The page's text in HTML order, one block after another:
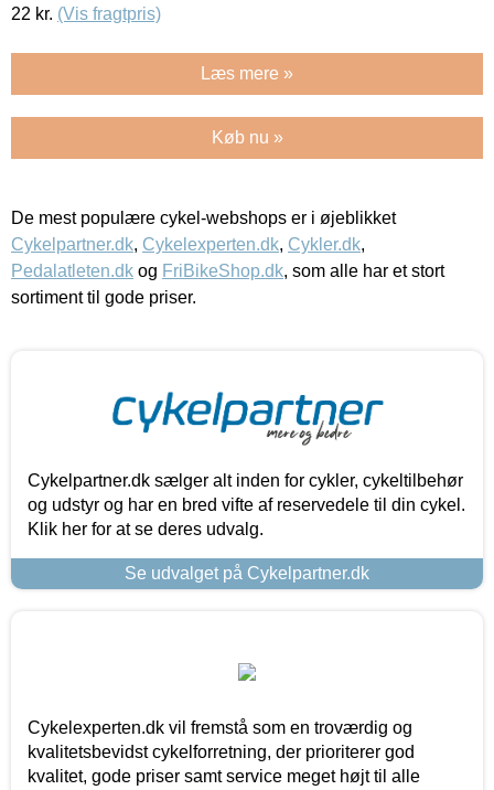
22 kr. (Vis fragtpris)
Læs mere »
Køb nu »
De mest populære cykel-webshops er i øjeblikket
Cykelpartner.dk, Cykelexperten.dk, Cykler.dk,
Pedalatleten.dk og FriBikeShop.dk, som alle har et stort
sortiment til gode priser.
Cykelpartner.dk sælger alt inden for cykler, cykeltilbehør
og udstyr og har en bred vifte af reservedele til din cykel.
Klik her for at se deres udvalg.
Se udvalget på Cykelpartner.dk
Cykelexperten.dk vil fremstå som en troværdig og
kvalitetsbevidst cykelforretning, der prioriterer god
kvalitet, gode priser samt service meget højt til alle